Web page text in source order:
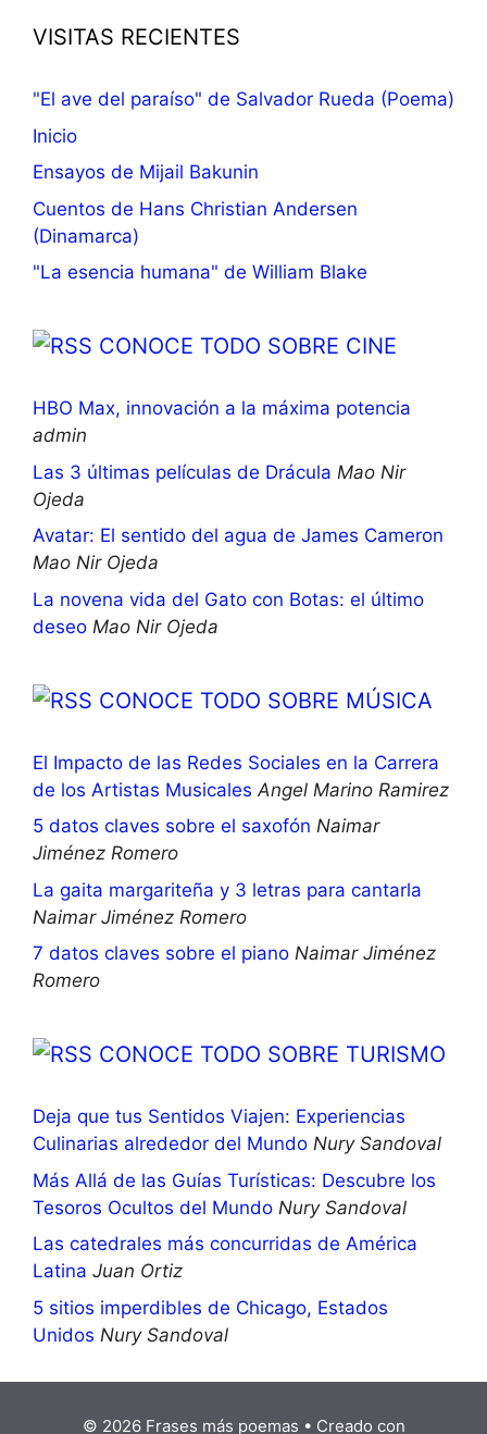
VISITAS RECIENTES
"El ave del paraíso" de Salvador Rueda (Poema)
Inicio
Ensayos de Mijail Bakunin
Cuentos de Hans Christian Andersen
(Dinamarca)
"La esencia humana" de William Blake
CONOCE TODO SOBRE CINE
HBO Max, innovación a la máxima potencia
admin
Las 3 últimas películas de Drácula Mao Nir
Ojeda
Avatar: El sentido del agua de James Cameron
Mao Nir Ojeda
La novena vida del Gato con Botas: el último
deseo Mao Nir Ojeda
CONOCE TODO SOBRE MÚSICA
El Impacto de las Redes Sociales en la Carrera
de los Artistas Musicales Angel Marino Ramirez
5 datos claves sobre el saxofón Naimar
Jiménez Romero
La gaita margariteña y 3 letras para cantarla
Naimar Jiménez Romero
7 datos claves sobre el piano Naimar Jiménez
Romero
CONOCE TODO SOBRE TURISMO
Deja que tus Sentidos Viajen: Experiencias
Culinarias alrededor del Mundo Nury Sandoval
Más Allá de las Guías Turísticas: Descubre los
Tesoros Ocultos del Mundo Nury Sandoval
Las catedrales más concurridas de América
Latina Juan Ortiz
5 sitios imperdibles de Chicago, Estados
Unidos Nury Sandoval
© 2026 Frases más poemas • Creado con